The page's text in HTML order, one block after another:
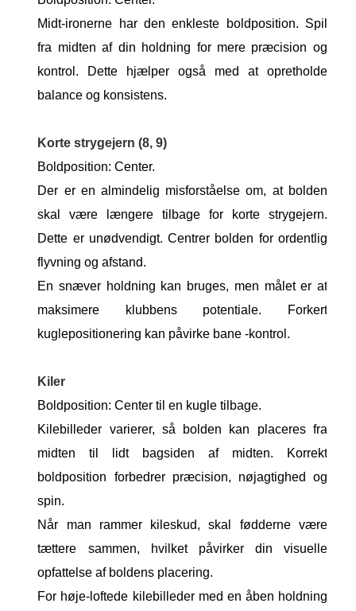
Midt-ironerne har den enkleste boldposition. Spil
fra midten af ​​din holdning for mere præcision og
kontrol. Dette hjælper også med at opretholde
balance og konsistens.
Korte strygejern (8, 9)
Boldposition: Center.
Der er en almindelig misforståelse om, at bolden
skal være længere tilbage for korte strygejern.
Dette er unødvendigt. Centrer bolden for ordentlig
flyvning og afstand.
En snæver holdning kan bruges, men målet er at
maksimere klubbens potentiale. Forkert
kuglepositionering kan påvirke bane -kontrol.
Kiler
Boldposition: Center til en kugle tilbage.
Kilebilleder varierer, så bolden kan placeres fra
midten til lidt bagsiden af ​​midten. Korrekt
boldposition forbedrer præcision, nøjagtighed og
spin.
Når man rammer kileskud, skal fødderne være
tættere sammen, hvilket påvirker din visuelle
opfattelse af boldens placering.
For høje-loftede kilebilleder med en åben holdning